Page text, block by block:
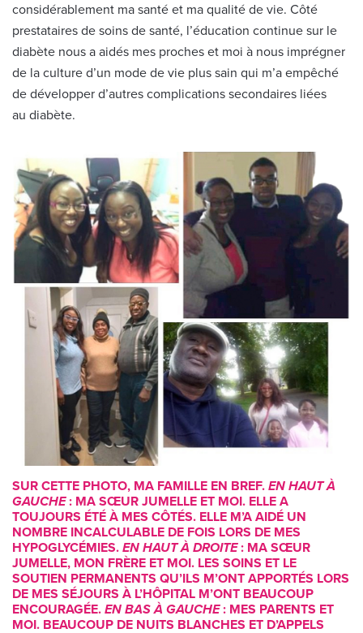
considérablement ma santé et ma qualité de vie. Côté
prestataires de soins de santé, l’éducation continue sur le
diabète nous a aidés mes proches et moi à nous imprégner
de la culture d’un mode de vie plus sain qui m’a empêché
de développer d’autres complications secondaires liées
au diabète.
SUR CETTE PHOTO, MA FAMILLE EN BREF. EN HAUT À
GAUCHE: MA SŒUR JUMELLE ET MOI. ELLE A
TOUJOURS ÉTÉ À MES CÔTÉS. ELLE M’A AIDÉ UN
NOMBRE INCALCULABLE DE FOIS LORS DE MES
HYPOGLYCÉMIES. EN HAUT À DROITE: MA SŒUR
JUMELLE, MON FRÈRE ET MOI. LES SOINS ET LE
SOUTIEN PERMANENTS QU’ILS M’ONT APPORTÉS LORS
DE MES SÉJOURS À L’HÔPITAL M’ONT BEAUCOUP
ENCOURAGÉE. EN BAS À GAUCHE: MES PARENTS ET
MOI. BEAUCOUP DE NUITS BLANCHES ET D’APPELS